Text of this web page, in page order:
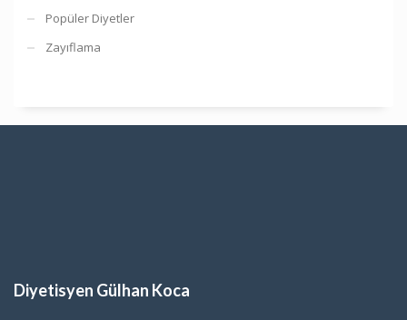
Popüler Diyetler
Zayıflama
Diyetisyen Gülhan Koca